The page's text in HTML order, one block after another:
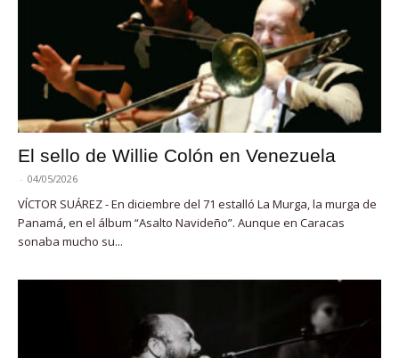
El sello de Willie Colón en Venezuela
- 04/05/2026
VÍCTOR SUÁREZ - En diciembre del 71 estalló La Murga, la murga de
Panamá, en el álbum “Asalto Navideño”. Aunque en Caracas
sonaba mucho su...